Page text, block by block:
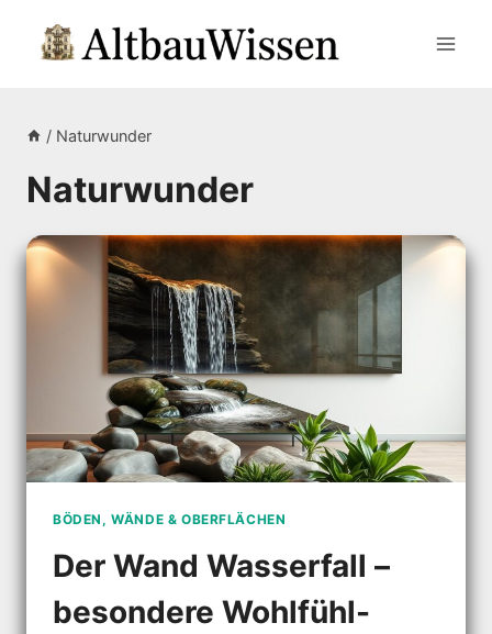
Inhalt
/ Naturwunder
Naturwunder
BÖDEN, WÄNDE & OBERFLÄCHEN
Der Wand Wasserfall –
besondere Wohlfühl-